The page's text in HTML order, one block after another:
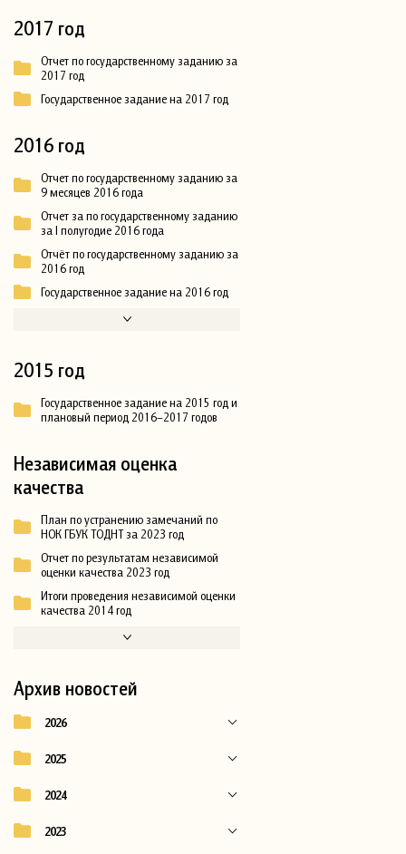
2017 год
Отчет по государственному заданию за
2017 год
Государственное задание на 2017 год
2016 год
Отчет по государственному заданию за
9 месяцев 2016 года
Отчет за по государственному заданию
за I полугодие 2016 года
Отчёт по государственному заданию за
2016 год
Государственное задание на 2016 год
2015 год
Государственное задание на 2015 год и
плановый период 2016–2017 годов
Независимая оценка
качества
План по устранению замечаний по
НОК ГБУК ТОДНТ за 2023 год
Отчет по результатам независимой
оценки качества 2023 год
Итоги проведения независимой оценки
качества 2014 год
Архив новостей
2026
2025
2024
2023